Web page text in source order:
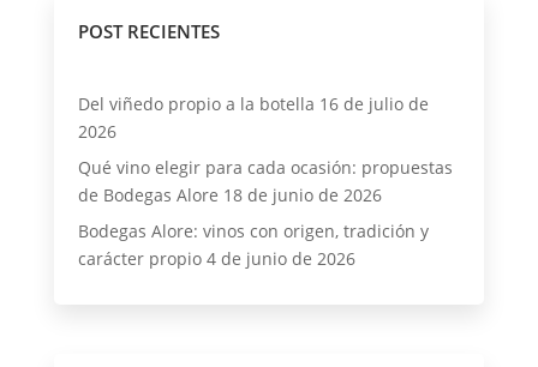
POST RECIENTES
Del viñedo propio a la botella 16 de julio de
2026
Qué vino elegir para cada ocasión: propuestas
de Bodegas Alore 18 de junio de 2026
Bodegas Alore: vinos con origen, tradición y
carácter propio 4 de junio de 2026